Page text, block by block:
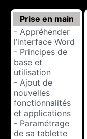
Prise en main
- Appréhender
l’interface Word
- Principes de
base et
utilisation
- Ajout de
nouvelles
fonctionnalités
et applications
- Paramétrage
de sa tablette